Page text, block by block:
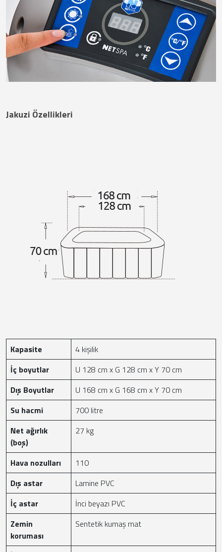
Jakuzi Özellikleri
Kapasite
4 kişilik
İç boyutlar
U 128 cm x G 128 cm x Y 70 cm
Dış Boyutlar
U 168 cm x G 168 cm x Y 70 cm
Su hacmi
700 litre
Net ağırlık
(boş)
27 kg
Hava nozulları
110
Dış astar
Lamine PVC
İç astar
İnci beyazı PVC
Zemin
koruması
Sentetik kumaş mat